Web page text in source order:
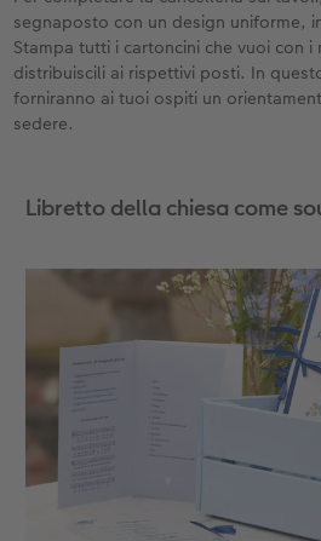
segnaposto con un design uniforme,
Stampa tutti i cartoncini che vuoi con
distribuiscili ai rispettivi posti. In
forniranno ai tuoi ospiti un
sedere.
Libretto della chiesa come